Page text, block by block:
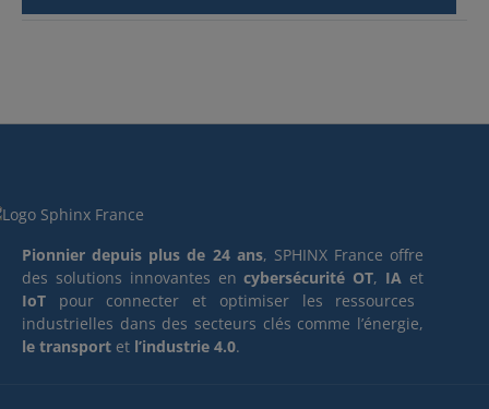
Pionnier depuis plus de 24 ans, SPHINX France offre
des solutions innovantes encybersécurité OT, IA et
IoT pour connecter et optimiser les ressources
industrielles dans des secteurs clés comme l’énergie,
le transport et l’industrie 4.0.